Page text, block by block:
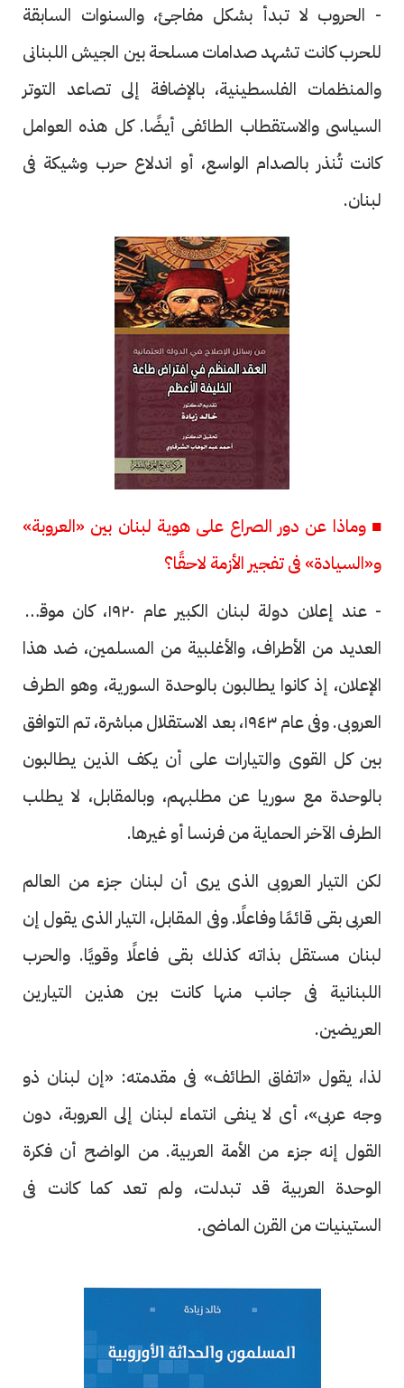
- الحروب لا تبدأ بشكل مفاجئ، والسنوات السابقة
للحرب كانت تشهد صدامات مسلحة بين الجيش اللبنانى
والمنظمات الفلسطينية، بالإضافة إلى تصاعد التوتر
السياسى والاستقطاب الطائفى أيضًا. كل هذه العوامل
كانت تُنذر بالصدام الواسع، أو اندلاع حرب وشيكة فى
لبنان.
■ وماذا عن دور الصراع على هوية لبنان بين «العروبة»
و«السيادة» فى تفجير الأزمة لاحقًا؟
- عند إعلان دولة لبنان الكبير عام ١٩٢٠، كان موقف
العديد من الأطراف، والأغلبية من المسلمين، ضد هذا
الإعلان، إذ كانوا يطالبون بالوحدة السورية، وهو الطرف
العروبى. وفى عام ١٩٤٣، بعد الاستقلال مباشرة، تم التوافق
بين كل القوى والتيارات على أن يكف الذين يطالبون
بالوحدة مع سوريا عن مطلبهم، وبالمقابل، لا يطلب
الطرف الآخر الحماية من فرنسا أو غيرها.
لكن التيار العروبى الذى يرى أن لبنان جزء من العالم
العربى بقى قائمًا وفاعلًا. وفى المقابل، التيار الذى يقول إن
لبنان مستقل بذاته كذلك بقى فاعلًا وقويًا. والحرب
اللبنانية فى جانب منها كانت بين هذين التيارين
العريضين.
لذا، يقول «اتفاق الطائف» فى مقدمته: «إن لبنان ذو
وجه عربى»، أى لا ينفى انتماء لبنان إلى العروبة، دون
القول إنه جزء من الأمة العربية. من الواضح أن فكرة
الوحدة العربية قد تبدلت، ولم تعد كما كانت فى
الستينيات من القرن الماضى.